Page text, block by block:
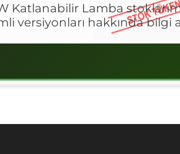
Katlanabilir Lamba
versiyonları hakkında